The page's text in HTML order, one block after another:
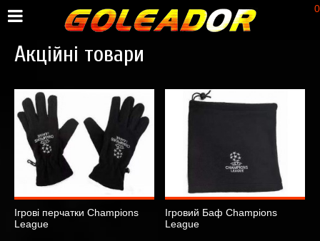
0
Акційні товари
Ігрові перчатки Champions
League
Ігровий Баф Champions
League